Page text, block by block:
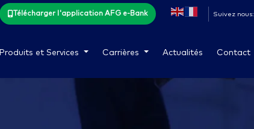
Télécharger l'application AFG e-Bank Suivez nous:
Produits et Services Carrières Actualités Contact